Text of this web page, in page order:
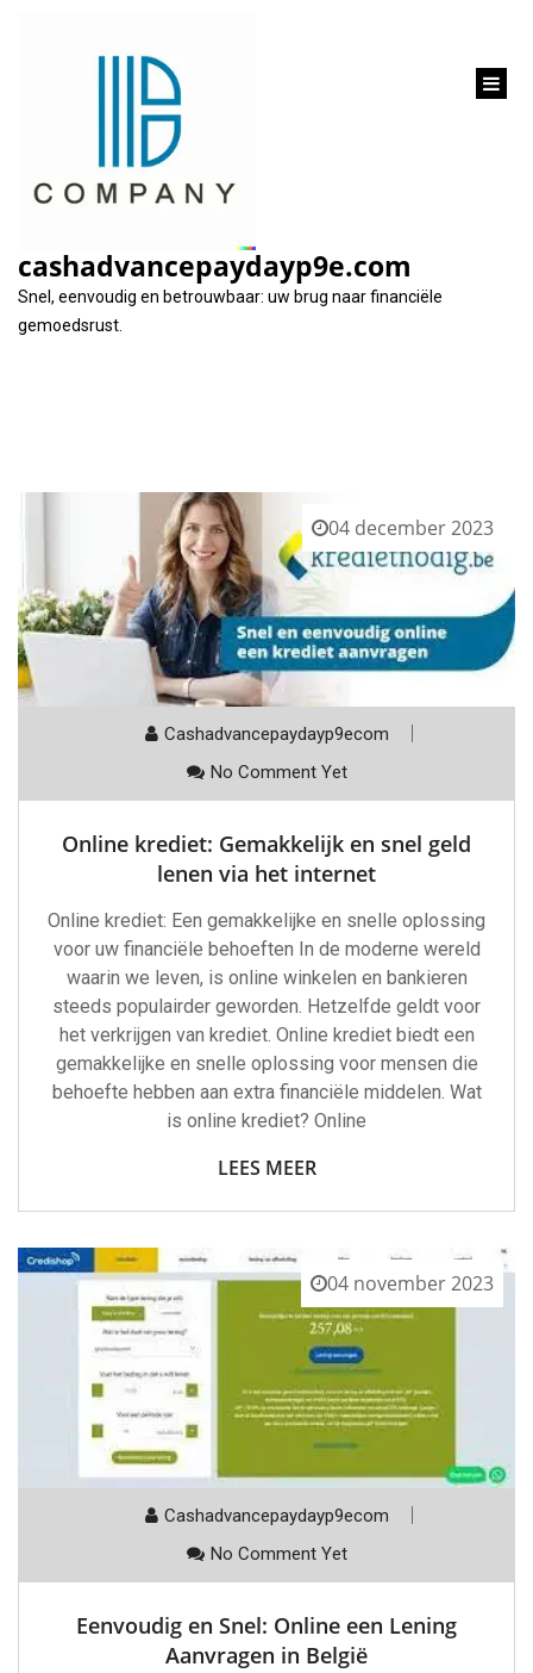
cashadvancepaydayp9e.com
Snel, eenvoudig en betrouwbaar: uw brug naar financiële
gemoedsrust.
Tag:
04 december 2023
Cashadvancepaydayp9ecom
No Comment Yet
Online krediet: Gemakkelijk en snel geld
lenen via het internet
Online krediet: Een gemakkelijke en snelle oplossing
voor uw financiële behoeften In de moderne wereld
waarin we leven, is online winkelen en bankieren
steeds populairder geworden. Hetzelfde geldt voor
het verkrijgen van krediet. Online krediet biedt een
gemakkelijke en snelle oplossing voor mensen die
behoefte hebben aan extra financiële middelen. Wat
is online krediet? Online
LEES MEER
04 november 2023
Cashadvancepaydayp9ecom
No Comment Yet
Eenvoudig en Snel: Online een Lening
Aanvragen in België